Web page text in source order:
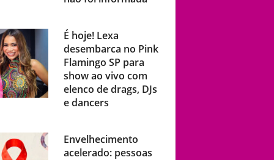
É hoje! Lexa
desembarca no Pink
Flamingo SP para
show ao vivo com
elenco de drags, DJs
e dancers
Envelhecimento
acelerado: pessoas